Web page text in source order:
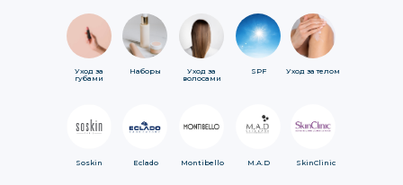
Soskin Eclado Montibello M.A.D
Уход за
губами
Наборы
Уход за
волосами
SkinClinic
SPF Уход за телом